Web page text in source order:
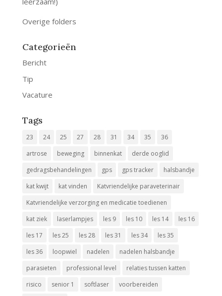
Overige folders
Categorieën
Bericht
Tip
Vacature
Tags
23 24 25 27 28 31 34 35
36
artrose
beweging binnenkat
derde ooglid
gedragsbehandelingen
gps gps tracker
halsbandje
kat kwijt
kat vinden
Katvriendelijke paraveterinair
Katvriendelijke verzorging en medicatie toedienen
kat ziek
laserlampjes les 9 les 10 les 14
les 16
les 17
les 25 les 28 les 31 les 34
les 35
les 36
loopwiel nadelen
nadelen halsbandje
parasieten
professional level
relaties tussen katten
risico
senior 1 softlaser
voorbereiden